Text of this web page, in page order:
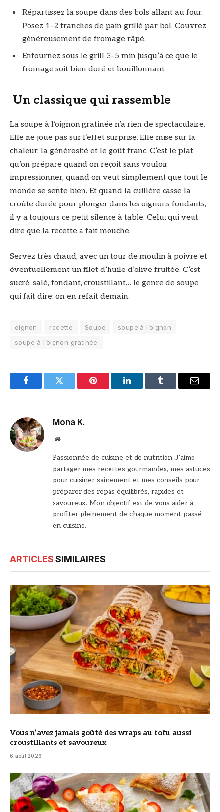
Répartissez la soupe dans des bols allant au four.
Posez 1–2 tranches de pain grillé par bol. Couvrez
généreusement de fromage râpé.
Enfournez sous le grill 3–5 min jusqu’à ce que le
fromage soit bien doré et bouillonnant.
Un classique qui rassemble
La soupe à l’oignon gratinée n’a rien de spectaculaire.
Elle ne joue pas sur l’effet surprise. Elle mise sur la
chaleur, la générosité et le goût franc. C’est le plat
qu’on prépare quand on reçoit sans vouloir
impressionner, quand on veut simplement que tout le
monde se sente bien. Et quand la cuillère casse la
croûte dorée pour plonger dans les oignons fondants,
il y a toujours ce petit silence à table. Celui qui veut
dire que la recette a fait mouche.
Servez très chaud, avec un tour de moulin à poivre et
éventuellement un filet d’huile d’olive fruitée. C’est
sucré, salé, fondant, croustillant… le genre de soupe
qui fait dire: on en refait demain.
oignon recette Soupe
soupe à l’oignon
soupe à l’oignon gratinée
FacebookTwitter Pinterest LinkedInTumblr Email
Mona K.
Site
Passionnée de cuisine et de nutrition. J’aime
partager mes recettes gourmandes, mes astuces
pour cuisiner sainement et mes conseils pour
préparer des repas équilibrés, rapides et
savoureux. Mon objectif est de vous aider à
profiter pleinement de chaque moment passé
en cuisine.
ARTICLES SIMILAIRES
© DR
Vous n’avez jamais goûté des wraps au tofu aussi
croustillants et savoureux
6 août 2026
© DR